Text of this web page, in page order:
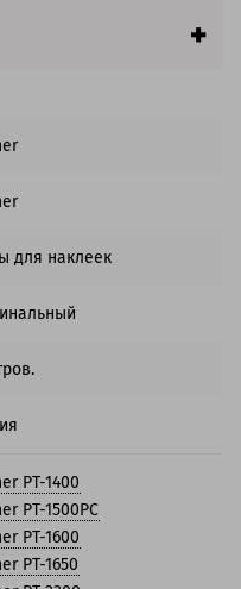
для наклеек
PT-1400
PT-1500PC
PT-1600
PT-1650